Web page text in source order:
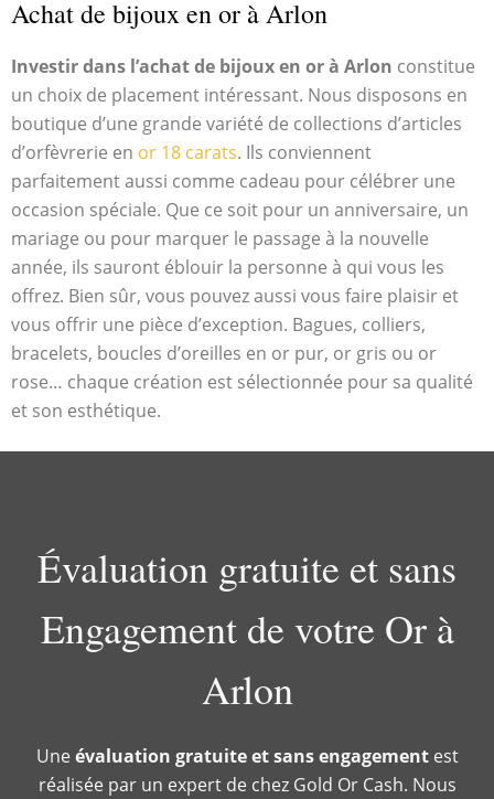
Achat de bijoux en or à Arlon
Investir dans l’achat de bijoux en or à Arlon constitue
un choix de placement intéressant. Nous disposons en
boutique d’une grande variété de collections d’articles
d’orfèvrerie en or 18 carats. Ils conviennent
parfaitement aussi comme cadeau pour célébrer une
occasion spéciale. Que ce soit pour un anniversaire, un
mariage ou pour marquer le passage à la nouvelle
année, ils sauront éblouir la personne à qui vous les
offrez. Bien sûr, vous pouvez aussi vous faire plaisir et
vous offrir une pièce d’exception. Bagues, colliers,
bracelets, boucles d’oreilles en or pur, or gris ou or
rose… chaque création est sélectionnée pour sa qualité
et son esthétique.
Évaluation gratuite et sans
Engagement de votre Or à
Arlon
Uneévaluation gratuite et sans engagementest
réalisée par un expert de chez Gold Or Cash. Nous